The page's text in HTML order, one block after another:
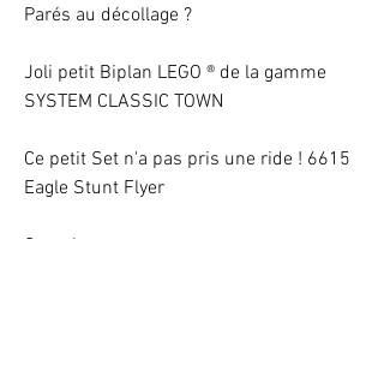
Parés au décollage ?
Joli petit Biplan LEGO ® de la gamme
SYSTEM CLASSIC TOWN
Ce petit Set n'a pas pris une ride ! 6615
Eagle Stunt Flyer
Complet